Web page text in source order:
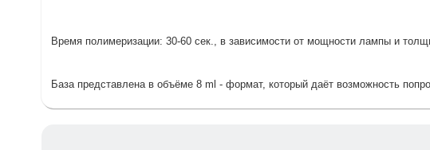
Время полимеризации: 30-60 сек., в зависимости от мощности лампы и
База представлена в объёме 8 ml - формат, который даёт возможность